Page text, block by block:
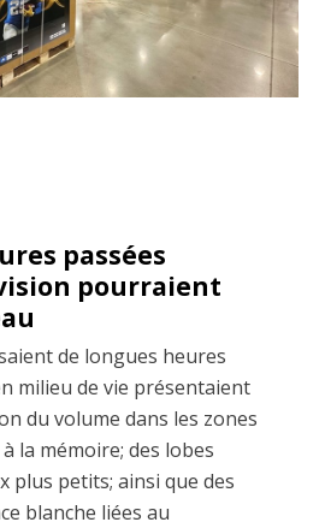
passées
pourraient
de longues heures
milieu de vie présentaient
du volume dans les zones
la mémoire; des lobes
plus petits; ainsi que des
blanche liées au